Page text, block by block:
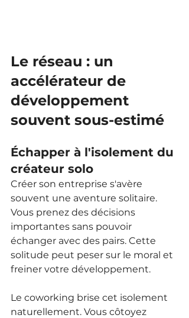
Le réseau : un
accélérateur de
développement
souvent sous-estimé
Échapper à l'isolement du
créateur solo
Créer son entreprise s'avère
souvent une aventure solitaire.
Vous prenez des décisions
importantes sans pouvoir
échanger avec des pairs. Cette
solitude peut peser sur le moral et
freiner votre développement.
Le coworking brise cet isolement
naturellement. Vous côtoyez